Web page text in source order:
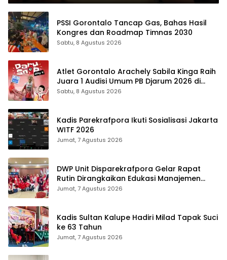
PSSI Gorontalo Tancap Gas, Bahas Hasil
Kongres dan Roadmap Timnas 2030
Sabtu, 8 Agustus 2026
Atlet Gorontalo Arachely Sabila Kinga Raih
Juara 1 Audisi Umum PB Djarum 2026 di
Makassar
Sabtu, 8 Agustus 2026
Kadis Parekrafpora Ikuti Sosialisasi Jakarta
WITF 2026
Jumat, 7 Agustus 2026
DWP Unit Disparekrafpora Gelar Rapat
Rutin Dirangkaikan Edukasi Manajemen
Stres
Jumat, 7 Agustus 2026
Kadis Sultan Kalupe Hadiri Milad Tapak Suci
ke 63 Tahun
Jumat, 7 Agustus 2026